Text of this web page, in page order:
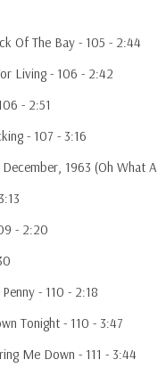
Of The Bay - 105 - 2:44
Living - 106 - 2:42
- 2:51
- 107 - 3:16
December, 1963 (Oh What
- 2:20
- 110 - 2:18
Tonight - 110 - 3:47
Me Down - 111 - 3:44